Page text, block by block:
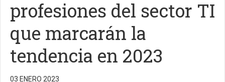
profesiones del sector TI
que marcarán la
tendencia en 2023
03 ENERO 2023